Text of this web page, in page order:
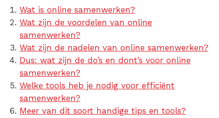
Wat is online samenwerken?
Wat zijn de voordelen van online
samenwerken?
Wat zijn de nadelen van online samenwerken?
Dus: wat zijn de do’s en dont’s voor online
samenwerken?
Welke tools heb je nodig voor efficiënt
samenwerken?
Meer van dit soort handige tips en tools?